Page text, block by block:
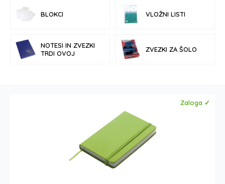
BLOKCI VLOŽNI LISTI
NOTESI IN ZVEZKI
TRDI OVOJ
ZVEZKI ZA ŠOLO
Zaloga ✓